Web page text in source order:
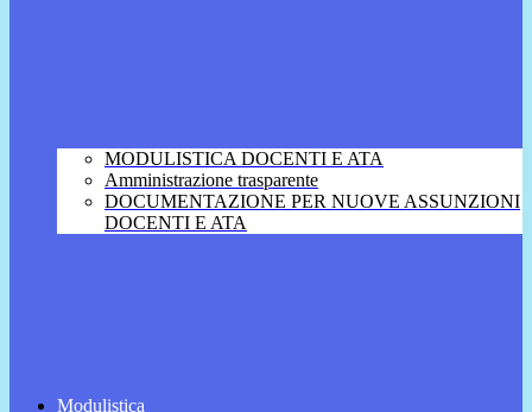
MODULISTICA DOCENTI E ATA
Amministrazione trasparente
DOCUMENTAZIONE PER NUOVE ASSUNZIONI
DOCENTI E ATA
Modulistica